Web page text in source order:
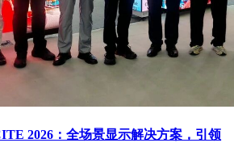
2026：全场景显示解决方案，引领